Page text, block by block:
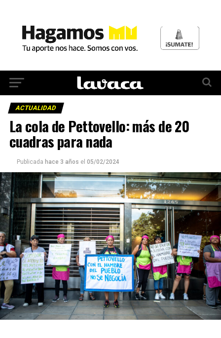
ACTUALIDAD
La cola de Pettovello: más de 20
cuadras para nada
Publicada hace 3 años el 05/02/2024